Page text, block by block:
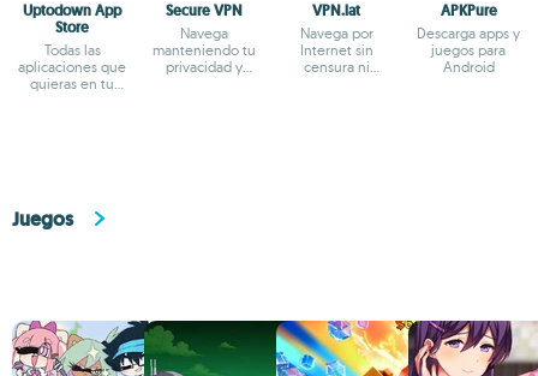
Uptodown App
Store
Todas las
aplicaciones que
quieras en tu
Secure VPN
Navega
manteniendo tu
privacidad y
VPN.lat
Navega por
Internet sin
censura ni
APKPure
Descarga apps y
juegos para
Android
Juegos